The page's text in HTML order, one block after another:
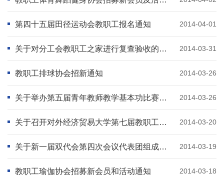
2014-04-01
第四十五届田径运动会教职工报名通知
2014-03-31
关于对分工会教职工之家进行复查验收的通知
2014-03-26
教职工排球协会招新通知
2014-03-26
关于举办第五届青年教师教学基本功比赛启动仪式 暨新教师教学培训结业仪式的通知
2014-03-20
关于召开对外经济贸易大学第七届教职工代表大会暨第十四届工会会员代表大会第四次会议的通知
2014-03-19
关于新一届双代会第四次会议代表团组成调整情况的通告
2014-03-18
教职工瑜伽协会招募新会员和活动通知